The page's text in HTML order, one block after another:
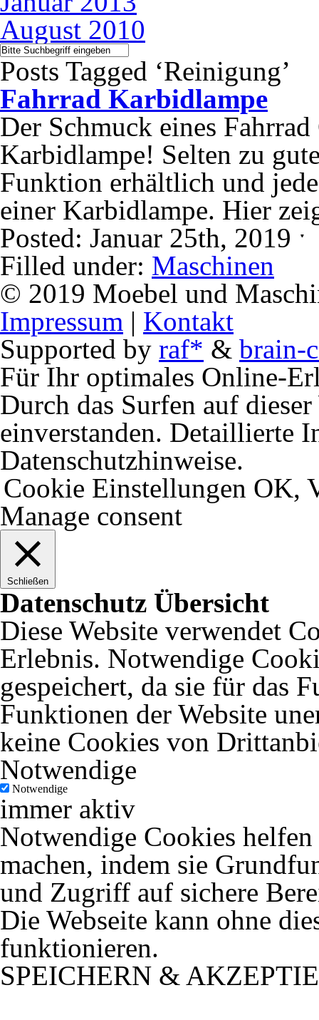
August 2010
Posts Tagged ‘Reinigung’
Fahrrad Karbidlampe
Der Schmuck eines
Karbidlampe! Selten zu
Funktion erhältlich und
einer Karbidlampe. Hier
Posted: Januar 25th, 2019
Filled under: Maschinen
© 2019 Moebel und
Impressum | Kontakt
Supported by raf* & brain-
Für Ihr optimales Online-
Durch das Surfen auf
einverstanden. Detaillierte
Datenschutzhinweise.
Cookie Einstellungen OK,
Manage consent
Schließen
Datenschutz Übersicht
Diese Website verwendet
Erlebnis. Notwendige
gespeichert, da sie für das
Funktionen der Website
keine Cookies von
Notwendige
Notwendige
immer aktiv
Notwendige Cookies
machen, indem sie
und Zugriff auf sichere
Die Webseite kann ohne
funktionieren.
SPEICHERN &